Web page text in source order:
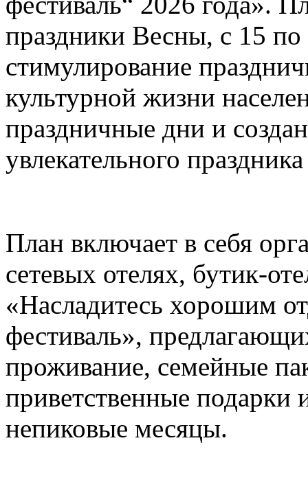
праздники Весны, с 15 по
стимулирование
культурной жизни
праздничные дни и
увлекательного
План включает в себя
сетевых отелях, бутик-
«Насладитесь хорошим
фестиваль»,
проживание, семейные
приветственные подарки
непиковые месяцы.